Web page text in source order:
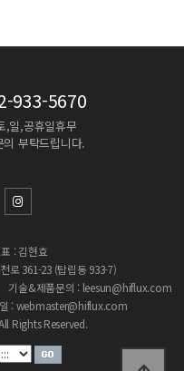
933-5670
일,공휴일휴무
부탁드립니다.
: 김현효
로 361-23 (탑립동 933-7)
기술&제품문의 : leesun@hiflux.com
: webmaster@hiflux.com
Rights Reserved.